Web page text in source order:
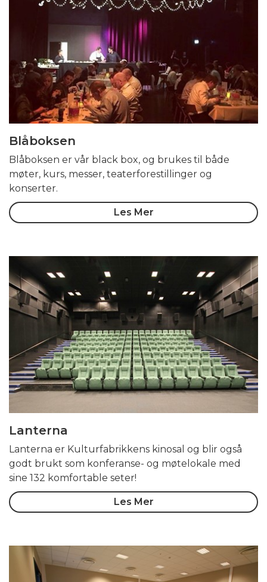
Blåboksen
Blåboksen er vår black box, og brukes til både
møter, kurs, messer, teaterforestillinger og
konserter.
Les Mer
Lanterna
Lanterna er Kulturfabrikkens kinosal og blir også
godt brukt som konferanse- og møtelokale med
sine 132 komfortable seter!
Les Mer